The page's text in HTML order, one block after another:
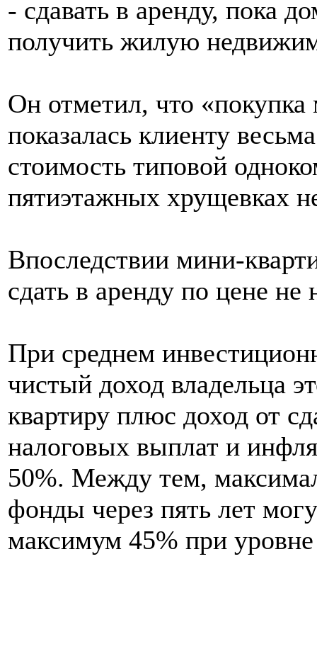
- сдавать в аренду, пока
получить жилую
Он отметил, что «покупка
показалась клиенту
стоимость типовой
пятиэтажных хрущевках
Впоследствии мини-
сдать в аренду по цене
При среднем
чистый доход владельца
квартиру плюс доход от
налоговых выплат и
50%. Между тем,
фонды через пять лет
максимум 45% при